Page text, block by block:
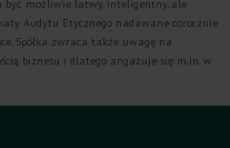
być możliwie łatwy, inteligentny, ale
Audytu Etycznego nadawane corocznie
Spółka zwraca także uwagę na
biznesu i dlatego angażuje się m.in. w